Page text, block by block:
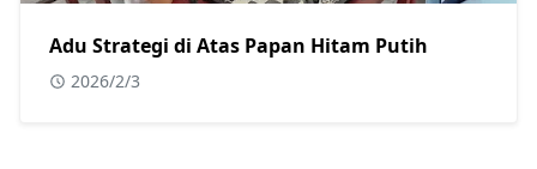
Adu Strategi di Atas Papan Hitam Putih
2026/2/3